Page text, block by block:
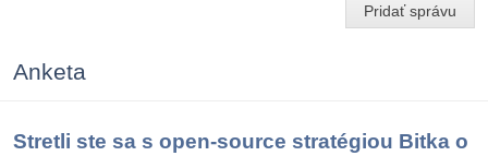
Pridať správu
Anketa
Stretli ste sa s open-source stratégiou Bitka o